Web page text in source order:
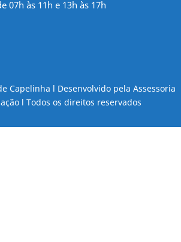
07h às 11h e 13h às 17h
Capelinha l Desenvolvido pela Assessoria
l Todos os direitos reservados